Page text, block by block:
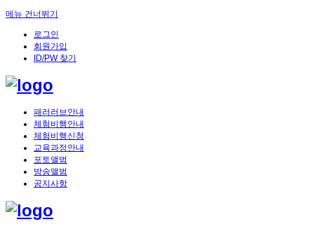
메뉴 건너뛰기
로그인
회원가입
ID/PW 찾기
패러러브안내
체험비행안내
체험비행신청
교육과정안내
포토앨범
방송앨범
공지사항